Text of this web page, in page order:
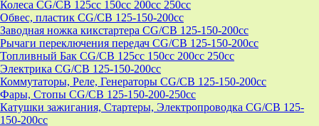
Колеса CG/CB 125cc 150cc 200cc 250cc
Обвес, пластик CG/CB 125-150-200cc
Заводная ножка кикстартера CG/CB 125-150-200cc
Рычаги переключения передач CG/CB 125-150-200cc
Топливный Бак CG/CB 125cc 150cc 200cc 250cc
Электрика CG/CB 125-150-200cc
Коммутаторы, Реле, Генераторы CG/CB 125-150-200cc
Фары, Стопы CG/CB 125-150-200-250cc
Катушки зажигания, Стартеры, Электропроводка CG/CB 125-
150-200cc